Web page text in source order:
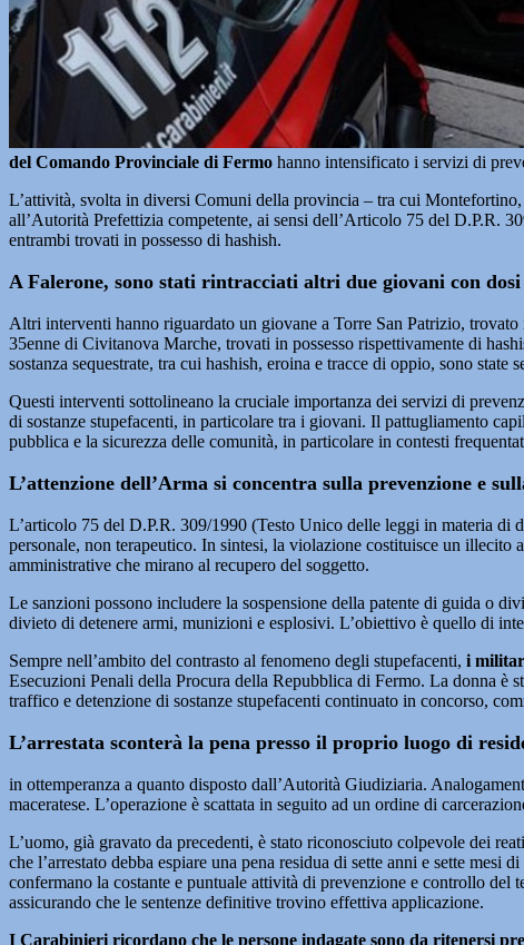
del Comando Provinciale di Fermo hanno intensificato i servizi di
L’attività, svolta in diversi Comuni della provincia – tra cui
all’Autorità Prefettizia competente, ai sensi dell’Articolo 75 del D.P.R.
entrambi trovati in possesso di hashish.
A Falerone, sono stati rintracciati altri due giovani con
Altri interventi hanno riguardato un giovane a Torre San Patrizio,
35enne di Civitanova Marche, trovati in possesso rispettivamente di
sostanza sequestrate, tra cui hashish, eroina e tracce di oppio, sono state
Questi interventi sottolineano la cruciale importanza dei servizi di
di sostanze stupefacenti, in particolare tra i giovani. Il pattugliamento
pubblica e la sicurezza delle comunità, in particolare in contesti
L’attenzione dell’Arma si concentra sulla prevenzione e
L’articolo 75 del D.P.R. 309/1990 (Testo Unico delle leggi in materia di
personale, non terapeutico. In sintesi, la violazione costituisce un illecito
amministrative che mirano al recupero del soggetto.
Le sanzioni possono includere la sospensione della patente di guida o
divieto di detenere armi, munizioni e esplosivi. L’obiettivo è quello di
Sempre nell’ambito del contrasto al fenomeno degli stupefacenti, i
Esecuzioni Penali della Procura della Repubblica di Fermo. La donna è
traffico e detenzione di sostanze stupefacenti continuato in concorso,
L’arrestata sconterà la pena presso il proprio luogo di
in ottemperanza a quanto disposto dall’Autorità Giudiziaria.
maceratese. L’operazione è scattata in seguito ad un ordine di
L’uomo, già gravato da precedenti, è stato riconosciuto colpevole dei
che l’arrestato debba espiare una pena residua di sette anni e sette
confermano la costante e puntuale attività di prevenzione e controllo
assicurando che le sentenze definitive trovino effettiva applicazione.
I Carabinieri ricordano che le persone indagate sono da ritenersi